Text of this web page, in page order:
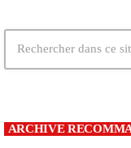
ARCHIVE